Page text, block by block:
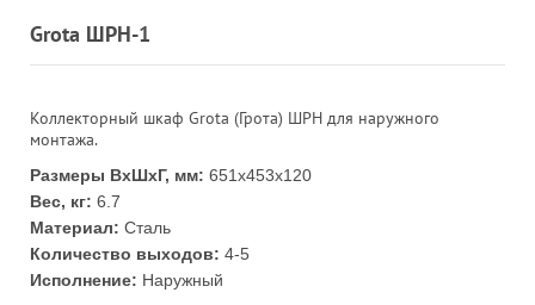
Grota ШРН-1
Коллекторный шкаф Grota (Грота) ШРН для наружного
монтажа.
Размеры ВхШхГ, мм: 651х453х120
Вес, кг: 6.7
Материал: Сталь
Количество выходов: 4-5
Исполнение: Наружный